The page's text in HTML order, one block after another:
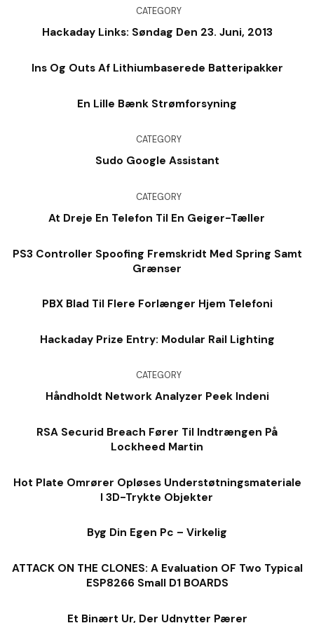
CATEGORY
Hackaday Links: Søndag Den 23. Juni, 2013
Ins Og Outs Af Lithiumbaserede Batteripakker
En Lille Bænk Strømforsyning
CATEGORY
Sudo Google Assistant
CATEGORY
At Dreje En Telefon Til En Geiger-Tæller
PS3 Controller Spoofing Fremskridt Med Spring Samt
Grænser
PBX Blad Til Flere Forlænger Hjem Telefoni
Hackaday Prize Entry: Modular Rail Lighting
CATEGORY
Håndholdt Network Analyzer Peek Indeni
RSA Securid Breach Fører Til Indtrængen På
Lockheed Martin
Hot Plate Omrører Opløses Understøtningsmateriale
I 3D-Trykte Objekter
Byg Din Egen Pc – Virkelig
ATTACK ON THE CLONES: A Evaluation OF Two Typical
ESP8266 Small D1 BOARDS
Et Binært Ur, Der Udnytter Pærer